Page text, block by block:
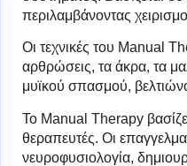
περιλαμβάνοντας
Οι τεχνικές του Manual
αρθρώσεις, τα άκρα, τα
μυϊκού σπασμού,
Το Manual Therapy
θεραπευτές. Οι
νευροφυσιολογία,